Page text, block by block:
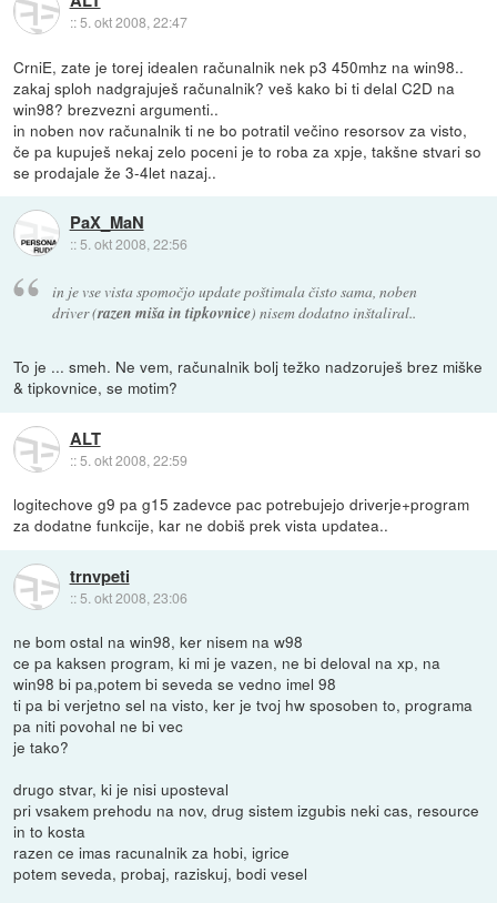
::5. okt 2008, 22:47
CrniE, zate je torej idealen računalnik nek p3 450mhz na win98..
zakaj sploh nadgrajuješ računalnik? veš kako bi ti delal C2D na
win98? brezvezni argumenti..
in noben nov računalnik ti ne bo potratil večino resorsov za visto,
če pa kupuješ nekaj zelo poceni je to roba za xpje, takšne stvari so
se prodajale že 3-4let nazaj..
PaX_MaN
:: 5. okt 2008, 22:56
in je vse vista spomočjo update poštimala čisto sama, noben
driver (razen miša in tipkovnice) nisem dodatno inštaliral..
To je ... smeh. Ne vem, računalnik bolj težko nadzoruješ brez miške
& tipkovnice, se motim?
ALT
::5. okt 2008, 22:59
logitechove g9 pa g15 zadevce pac potrebujejo driverje+program
za dodatne funkcije, kar ne dobiš prek vista updatea..
trnvpeti
:: 5. okt 2008, 23:06
ne bom ostal na win98, ker nisem na w98
ce pa kaksen program, ki mi je vazen, ne bi deloval na xp, na
win98 bi pa,potem bi seveda se vedno imel 98
ti pa bi verjetno sel na visto, ker je tvoj hw sposoben to, programa
pa niti povohal ne bi vec
je tako?
drugo stvar, ki je nisi uposteval
pri vsakem prehodu na nov, drug sistem izgubis neki cas, resource
in to kosta
razen ce imas racunalnik za hobi, igrice
potem seveda, probaj, raziskuj, bodi vesel